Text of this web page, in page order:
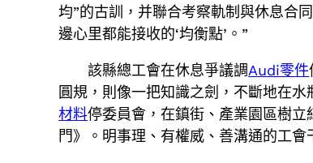
均”的古訓，并聯合考察軌制與休息合
邊心里都能接收的‘均衡點’。”
該縣總工會在休息爭議調Audi零件
圓規，則像一把知識之劍，不斷地在
材料停委員會，在鎮街、產業園區樹
門》。明事理、有權威、善溝通的工